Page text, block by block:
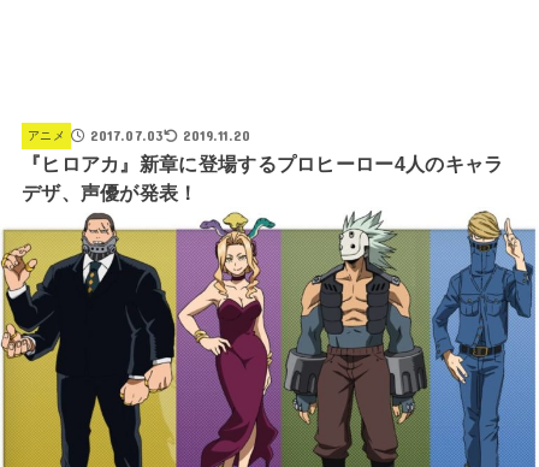
アニメ 2017.07.03 2019.11.20
『ヒロアカ』新章に登場するプロヒーロー4人のキャラ
デザ、声優が発表！